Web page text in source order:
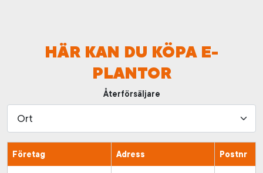
HÄR KAN DU KÖPA E-
PLANTOR
Återförsäljare
Företag Adress Postnr